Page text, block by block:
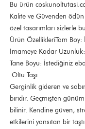
Bu ürün
Kalite ve Güvenden
özel tasarımları sizlerle
Ürün ÖzellikleriTam
İmameye Kadar
Tane Boyu: İstediğiniz
Oltu Taşı
Gerginlik gideren ve
biridir. Geçmişten
bilinir. Kendine güven,
etkilerini yansıtan bir